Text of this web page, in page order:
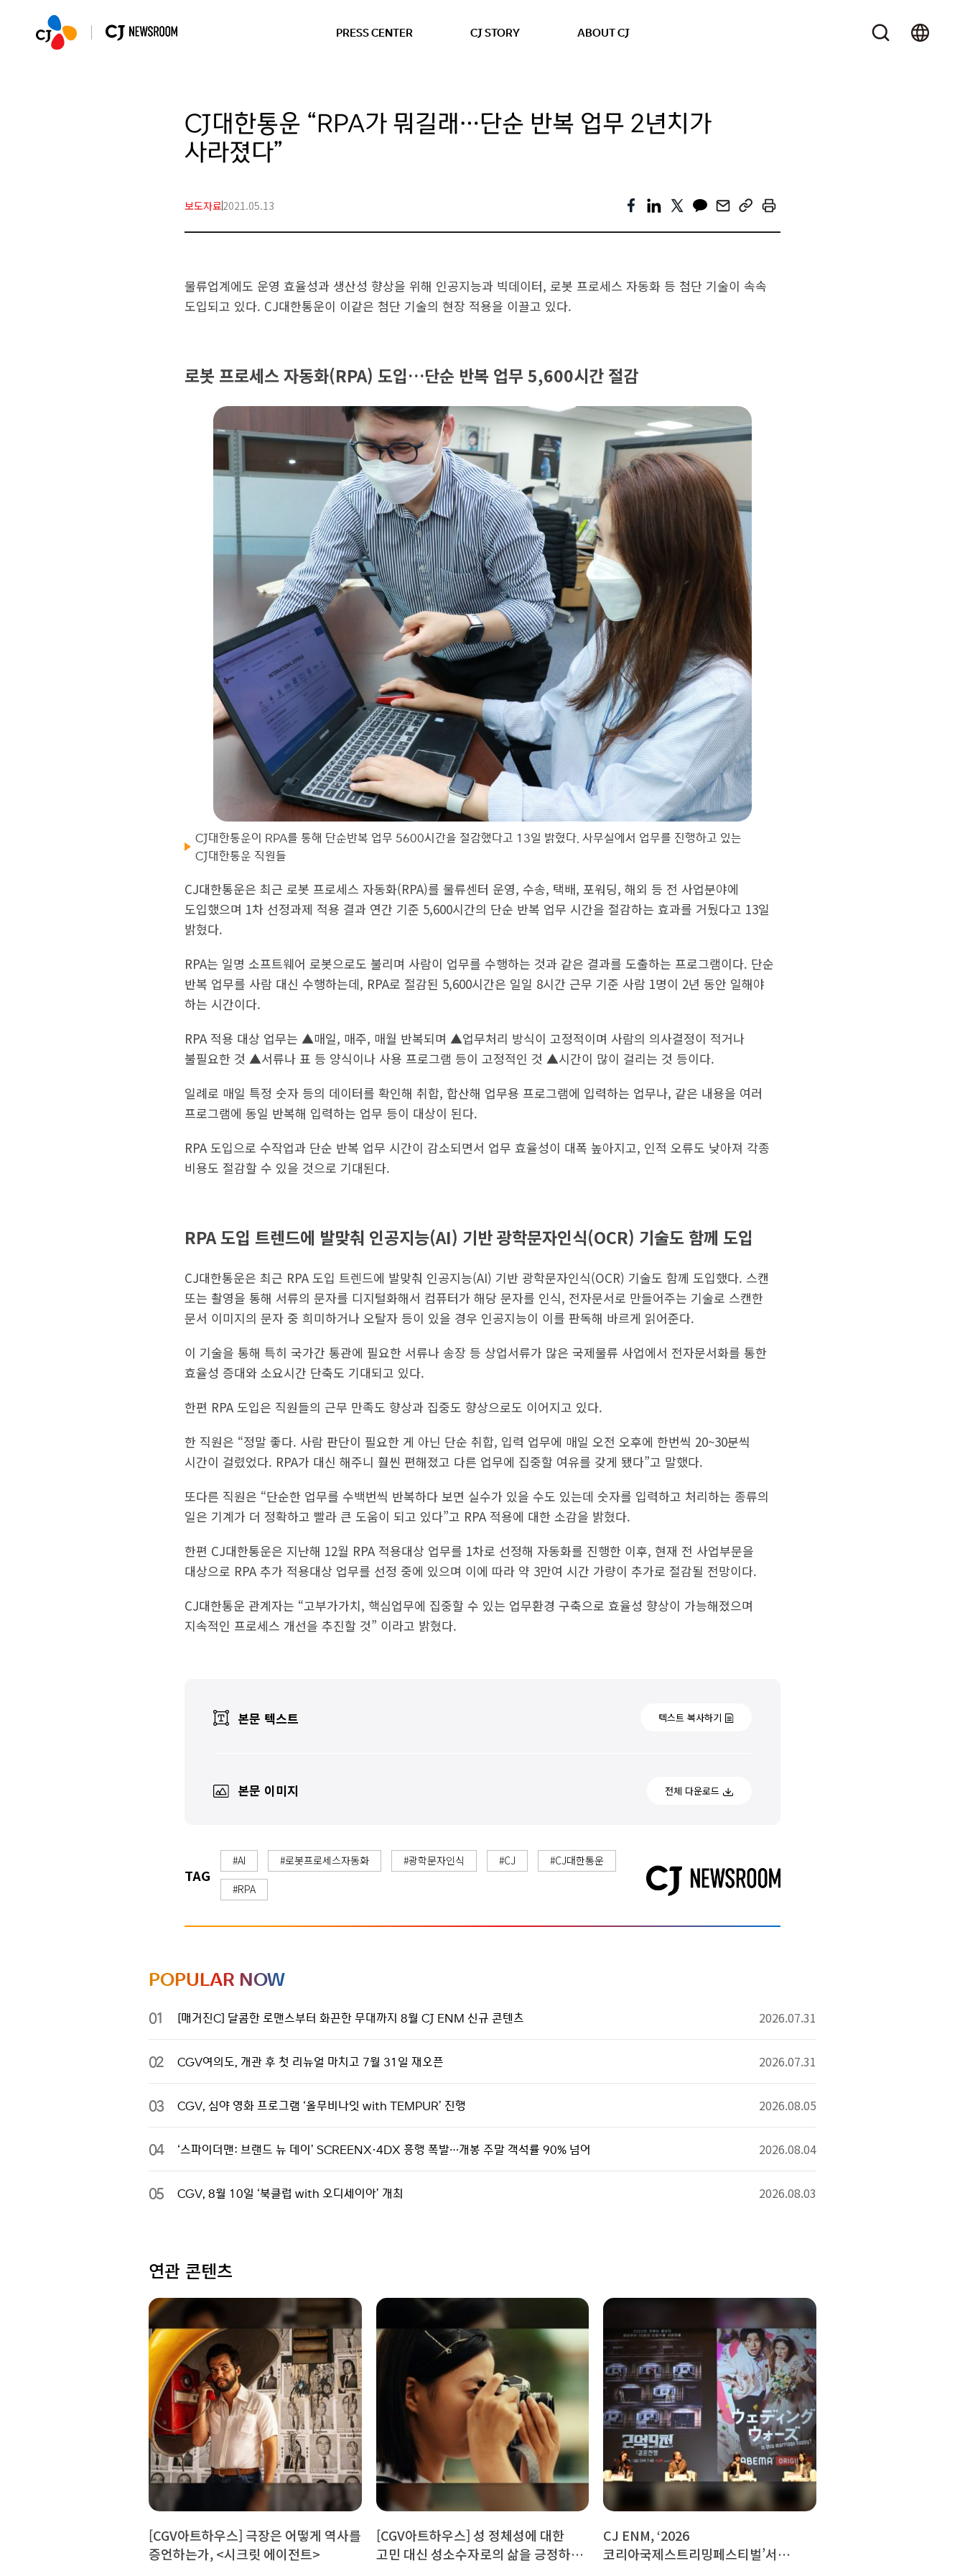
PRESS CENTER CJ STORY ABOUT CJ
CJ대한통운 “RPA가 뭐길래…단순 반복 업무 2년치가
사라졌다”
보도자료2021.05.13
물류업계에도 운영 효율성과 생산성 향상을 위해 인공지능과 빅데이터, 로봇 프로세스 자동화 등 첨단 기술이 속속
도입되고 있다. CJ대한통운이 이같은 첨단 기술의 현장 적용을 이끌고 있다.
로봇 프로세스 자동화(RPA) 도입…단순 반복 업무 5,600시간 절감
CJ대한통운이 RPA를 통해 단순반복 업무 5600시간을 절감했다고 13일 밝혔다. 사무실에서 업무를 진행하고 있는
CJ대한통운 직원들
CJ대한통운은 최근 로봇 프로세스 자동화(RPA)를 물류센터 운영, 수송, 택배, 포워딩, 해외 등 전 사업분야에
도입했으며 1차 선정과제 적용 결과 연간 기준 5,600시간의 단순 반복 업무 시간을 절감하는 효과를 거뒀다고 13일
밝혔다.
RPA는 일명 소프트웨어 로봇으로도 불리며 사람이 업무를 수행하는 것과 같은 결과를 도출하는 프로그램이다. 단순
반복 업무를 사람 대신 수행하는데, RPA로 절감된 5,600시간은 일일 8시간 근무 기준 사람 1명이 2년 동안 일해야
하는 시간이다.
RPA 적용 대상 업무는 ▲매일, 매주, 매월 반복되며 ▲업무처리 방식이 고정적이며 사람의 의사결정이 적거나
불필요한 것 ▲서류나 표 등 양식이나 사용 프로그램 등이 고정적인 것 ▲시간이 많이 걸리는 것 등이다.
일례로 매일 특정 숫자 등의 데이터를 확인해 취합, 합산해 업무용 프로그램에 입력하는 업무나, 같은 내용을 여러
프로그램에 동일 반복해 입력하는 업무 등이 대상이 된다.
RPA 도입으로 수작업과 단순 반복 업무 시간이 감소되면서 업무 효율성이 대폭 높아지고, 인적 오류도 낮아져 각종
비용도 절감할 수 있을 것으로 기대된다.
RPA 도입 트렌드에 발맞춰 인공지능(AI) 기반 광학문자인식(OCR) 기술도 함께 도입
CJ대한통운은 최근 RPA 도입 트렌드에 발맞춰 인공지능(AI) 기반 광학문자인식(OCR) 기술도 함께 도입했다. 스캔
또는 촬영을 통해 서류의 문자를 디지털화해서 컴퓨터가 해당 문자를 인식, 전자문서로 만들어주는 기술로 스캔한
문서 이미지의 문자 중 희미하거나 오탈자 등이 있을 경우 인공지능이 이를 판독해 바르게 읽어준다.
이 기술을 통해 특히 국가간 통관에 필요한 서류나 송장 등 상업서류가 많은 국제물류 사업에서 전자문서화를 통한
효율성 증대와 소요시간 단축도 기대되고 있다.
한편 RPA 도입은 직원들의 근무 만족도 향상과 집중도 향상으로도 이어지고 있다.
한 직원은 “정말 좋다. 사람 판단이 필요한 게 아닌 단순 취합, 입력 업무에 매일 오전 오후에 한번씩 20~30분씩
시간이 걸렸었다. RPA가 대신 해주니 훨씬 편해졌고 다른 업무에 집중할 여유를 갖게 됐다”고 말했다.
또다른 직원은 “단순한 업무를 수백번씩 반복하다 보면 실수가 있을 수도 있는데 숫자를 입력하고 처리하는 종류의
일은 기계가 더 정확하고 빨라 큰 도움이 되고 있다”고 RPA 적용에 대한 소감을 밝혔다.
한편 CJ대한통운은 지난해 12월 RPA 적용대상 업무를 1차로 선정해 자동화를 진행한 이후, 현재 전 사업부문을
대상으로 RPA 추가 적용대상 업무를 선정 중에 있으며 이에 따라 약 3만여 시간 가량이 추가로 절감될 전망이다.
CJ대한통운 관계자는 “고부가가치, 핵심업무에 집중할 수 있는 업무환경 구축으로 효율성 향상이 가능해졌으며
지속적인 프로세스 개선을 추진할 것” 이라고 밝혔다.
본문 텍스트 텍스트 복사하기
본문 이미지 전체 다운로드
TAG
#AI #로봇프로세스자동화 #광학문자인식 #CJ
#CJ대한통운
#RPA
POPULAR NOW
01 [매거진C] 달콤한 로맨스부터 화끈한 무대까지 8월 CJ ENM 신규 콘텐츠 2026.07.31
02 CGV여의도, 개관 후 첫 리뉴얼 마치고 7월 31일 재오픈 2026.07.31
03 CGV, 심야 영화 프로그램 ‘올무비나잇 with TEMPUR’ 진행 2026.08.05
04 ‘스파이더맨: 브랜드 뉴 데이’ SCREENX·4DX 흥행 폭발…개봉 주말 객석률 90% 넘어 2026.08.04
05 CGV, 8월 10일 ‘북클럽 with 오디세이아’ 개최 2026.08.03
연관 콘텐츠
[CGV아트하우스] 극장은 어떻게 역사를
증언하는가, <시크릿 에이전트>
[CGV아트하우스] 성 정체성에 대한
고민 대신 성소수자로의 삶을 긍정하는
CJ ENM, ‘2026
코리아국제스트리밍페스티벌’서